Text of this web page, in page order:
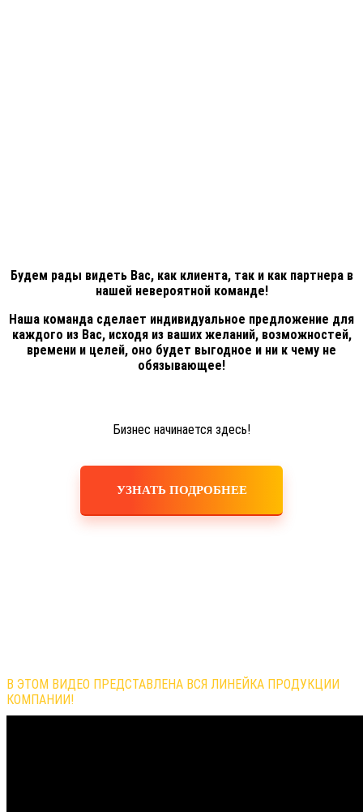
Будем рады видеть Вас, как клиента, так и как партнера в
нашей невероятной команде!
Наша команда сделает индивидуальное предложение для
каждого из Вас, исходя из ваших желаний, возможностей,
времени и целей, оно будет выгодное и ни к чему не
обязывающее!
Бизнес начинается здесь!
УЗНАТЬ ПОДРОБНЕЕ
В ЭТОМ ВИДЕО ПРЕДСТАВЛЕНА ВСЯ ЛИНЕЙКА ПРОДУКЦИИ
КОМПАНИИ!